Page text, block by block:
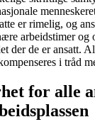
er rimelig, og
arbeidstimer og
der de er ansatt.
i tråd
for alle